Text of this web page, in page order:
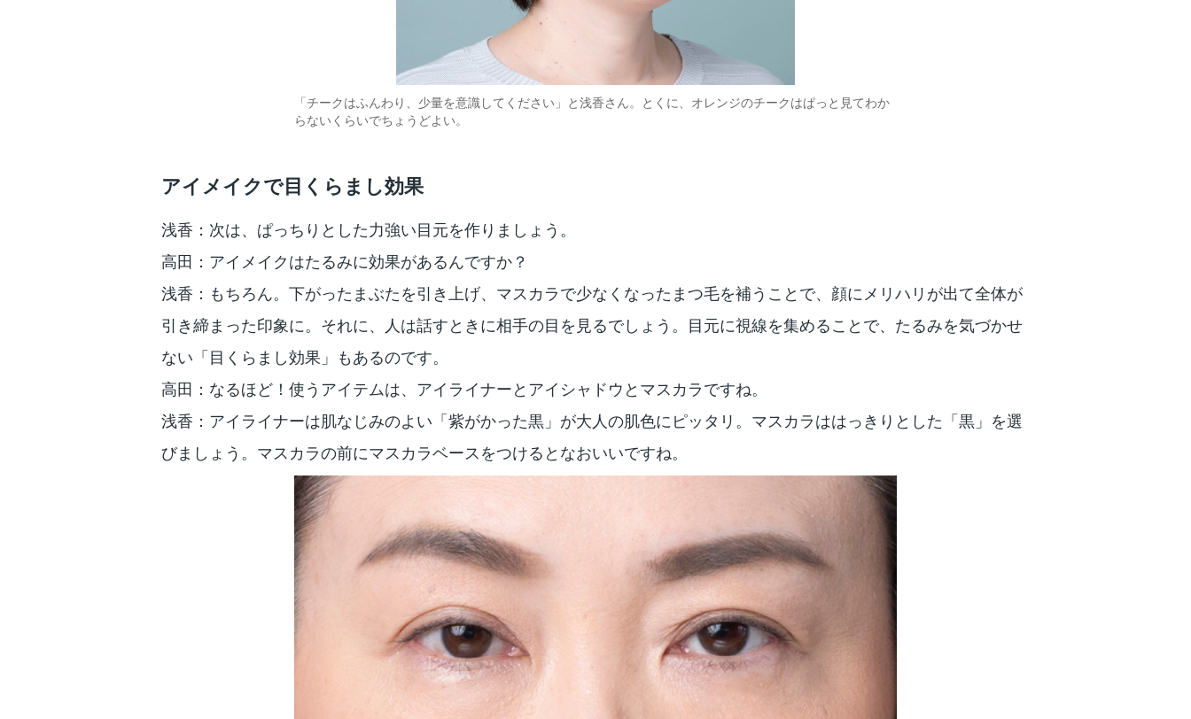
「チークはふんわり、少量を意識してください」と浅香さん。とくに、オレンジのチークはぱっと見てわか
らないくらいでちょうどよい。
アイメイクで目くらまし効果
浅香：次は、ぱっちりとした力強い目元を作りましょう。
高田：アイメイクはたるみに効果があるんですか？
浅香：もちろん。下がったまぶたを引き上げ、マスカラで少なくなったまつ毛を補うことで、顔にメリハリが出て全体が
引き締まった印象に。それに、人は話すときに相手の目を見るでしょう。目元に視線を集めることで、たるみを気づかせ
ない「目くらまし効果」もあるのです。
高田：なるほど！使うアイテムは、アイライナーとアイシャドウとマスカラですね。
浅香：アイライナーは肌なじみのよい「紫がかった黒」が大人の肌色にピッタリ。マスカラははっきりとした「黒」を選
びましょう。マスカラの前にマスカラベースをつけるとなおいいですね。